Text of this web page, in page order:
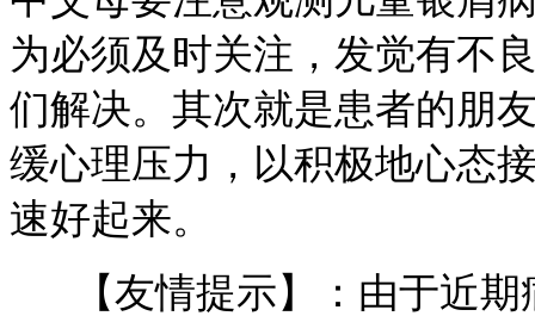
为必须及时关注，发觉有不
们解决。其次就是患者的朋
缓心理压力，以积极地心态
速好起来。
【友情提示】：由于近期